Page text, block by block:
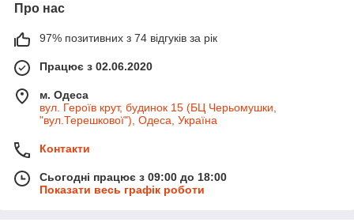
Про нас
97% позитивних з 74 відгуків за рік
Працює з 02.06.2020
м. Одеса
вул. Героїв крут, будинок 15 (БЦ Черьомушки,
"вул.Терешкової"), Одеса, Україна
Контакти
Сьогодні працює з 09:00 до 18:00
Показати весь графік роботи